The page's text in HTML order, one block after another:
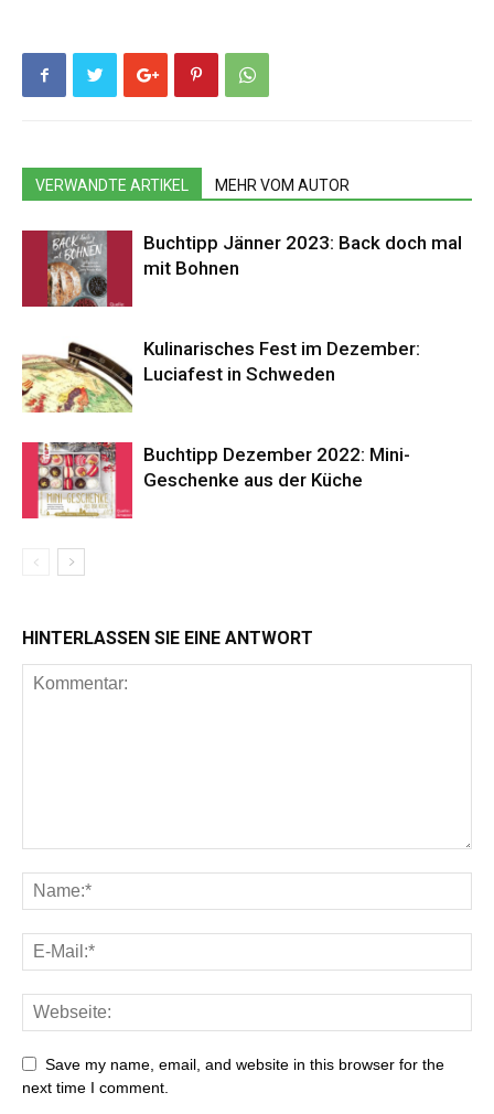
VERWANDTE ARTIKEL MEHR VOM AUTOR
Buchtipp Jänner 2023: Back doch mal
mit Bohnen
Kulinarisches Fest im Dezember:
Luciafest in Schweden
Buchtipp Dezember 2022: Mini-
Geschenke aus der Küche
HINTERLASSEN SIE EINE ANTWORT
Save my name, email, and website in this browser for the
next time I comment.